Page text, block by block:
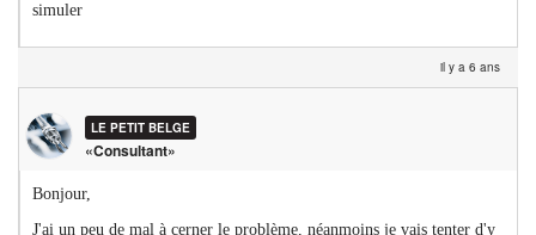
simuler
il y a 6 ans
LE PETIT BELGE
«Consultant»
Bonjour,
J'ai un peu de mal à cerner le problème, néanmoins je vais tenter d'y